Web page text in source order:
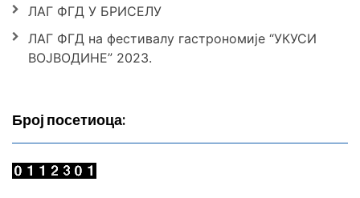
ЛАГ ФГД У БРИСЕЛУ
ЛАГ ФГД на фестивалу гастрономије “УКУСИ
ВОЈВОДИНЕ” 2023.
Број посетиоца: